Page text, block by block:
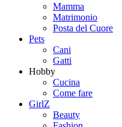
Mamma
Matrimonio
Posta del Cuore
Pets
Cani
Gatti
Hobby
Cucina
Come fare
GirlZ
Beauty